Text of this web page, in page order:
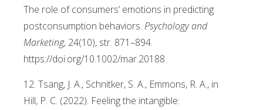
The role of consumers’ emotions in predicting
postconsumption behaviors. Psychology and
Marketing, 24(10), str. 871–894.
https://doi.org/10.1002/mar.20188
12. Tsang, J. A., Schnitker, S. A., Emmons, R. A., in
Hill, P. C. (2022). Feeling the intangible: